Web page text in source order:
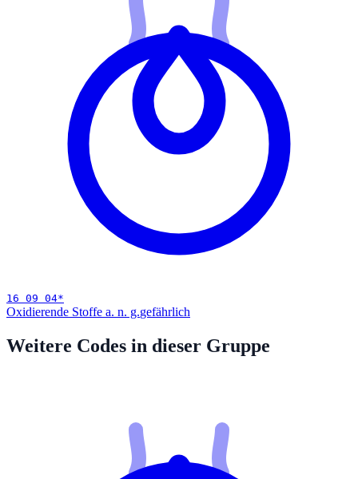
16 09 04*
Oxidierende Stoffe a. n. g.gefährlich
Weitere Codes in dieser Gruppe